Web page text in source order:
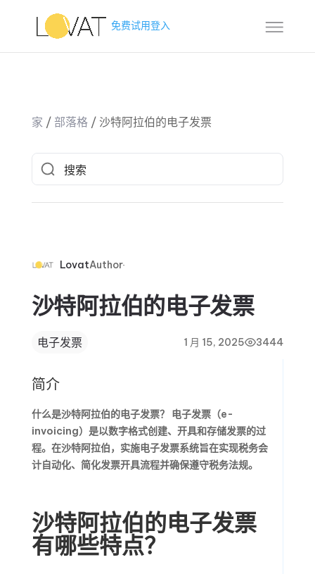
免费试用登入
家 / 部落格/ 沙特阿拉伯的电子发票
LovatAuthor
沙特阿拉伯的电子发票
电子发票 1 月 15, 2025 3444
简介
什么是沙特阿拉伯的电子发票？
电子发票（e-
invoicing）是以数字格式创建、开具和存储发票的过
程。在沙特阿拉伯，实施电子发票系统旨在实现税务会
计自动化、简化发票开具流程并确保遵守税务法规。
沙特阿拉伯的电子发票
有哪些特点？